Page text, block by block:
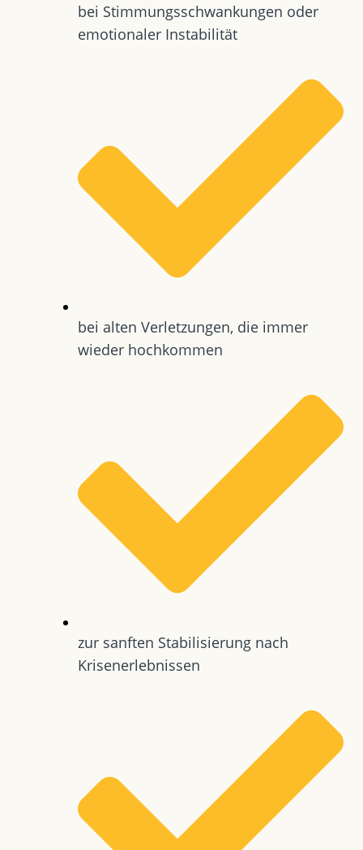
bei Stimmungsschwankungen oder
emotionaler Instabilität
bei alten Verletzungen, die immer
wieder hochkommen
zur sanften Stabilisierung nach
Krisenerlebnissen